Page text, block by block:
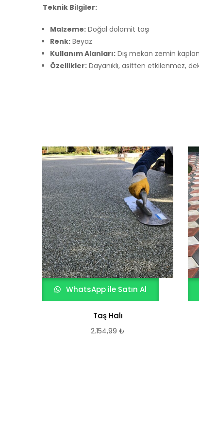
Teknik Bilgiler:
Malzeme: Doğal dolomit taşı
Renk: Beyaz
Kullanım Alanları: Dış mekan zemin
Özellikler: Dayanıklı, asitten etkilenmez,
WhatsApp ile Satın Al
Taş Halı
2.154,99 ₺